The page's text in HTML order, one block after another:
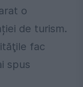
o
de turism.
fac
spus